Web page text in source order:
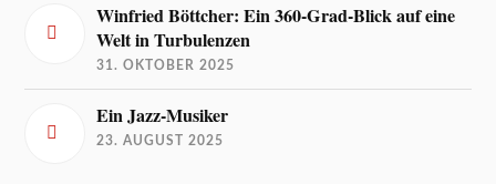
Winfried Böttcher: Ein 360-Grad-Blick auf eine
Welt in Turbulenzen
31. OKTOBER 2025
Ein Jazz-Musiker
23. AUGUST 2025